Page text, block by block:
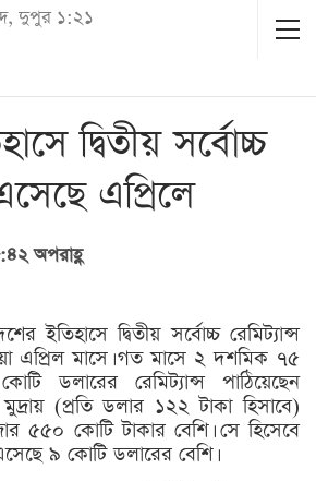
দুপুর ১:২১
দ্বিতীয় সর্বোচ্চ
এপ্রিলে
অপরাহ্ণ
ইতিহাসে দ্বিতীয় সর্বোচ্চ রেমিট্যান্স
এপ্রিল মাসে। গত মাসে ২ দশমিক ৭৫
ডলারের রেমিট্যান্স পাঠিয়েছেন
মুদ্রায় (প্রতি ডলার ১২২ টাকা হিসাবে)
৫৫০ কোটি টাকার বেশি। সে হিসেবে
৯ কোটি ডলারের বেশি।